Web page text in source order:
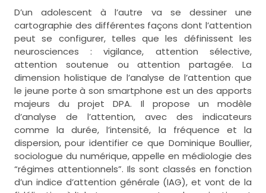
D’un adolescent à l’autre va se dessiner une
cartographie des différentes façons dont l’attention
peut se configurer, telles que les définissent les
neurosciences : vigilance, attention sélective,
attention soutenue ou attention partagée. La
dimension holistique de l’analyse de l’attention que
le jeune porte à son smartphone est un des apports
majeurs du projet DPA. Il propose un modèle
d’analyse de l’attention, avec des indicateurs
comme la durée, l’intensité, la fréquence et la
dispersion, pour identifier ce que Dominique Boullier,
sociologue du numérique, appelle en médiologie des
“régimes attentionnels”. Ils sont classés en fonction
d’un indice d’attention générale (IAG), et vont de la